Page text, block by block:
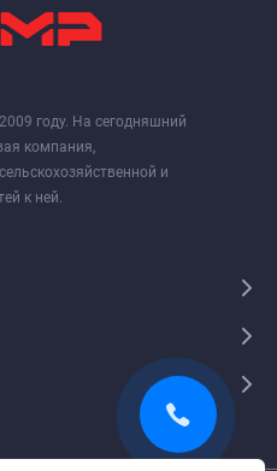
году. На сегодняшний
компания,
и
к ней.